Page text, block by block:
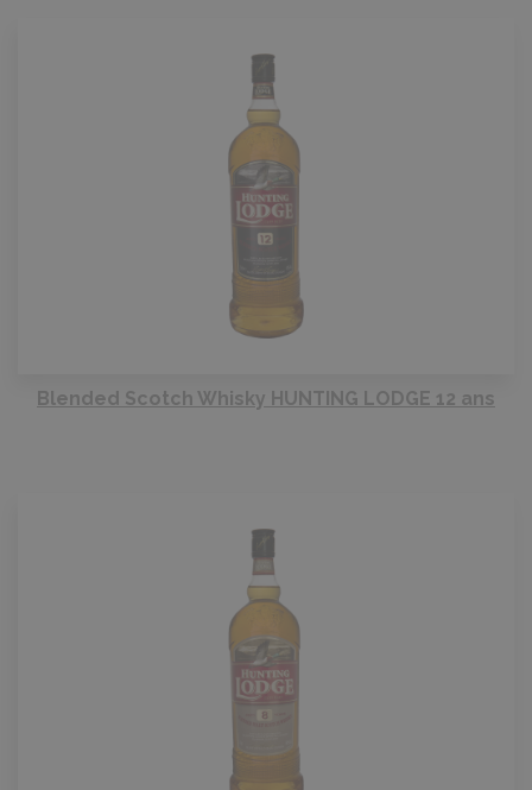
Blended Scotch Whisky HUNTING LODGE 12 ans